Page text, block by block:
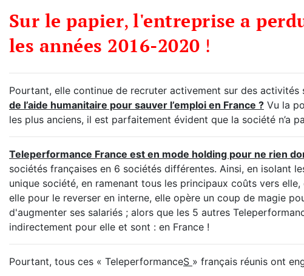
Sur le papier,l'entreprise a
les années 2016-2020 !
Pourtant, elle continue de recruter activement sur des activités
de l’aide humanitaire pour sauver l’emploi en France ? Vu la
les plus anciens, il est parfaitement évident que la société n’a
Teleperformance France est en mode holding pour ne rien
sociétés françaises en 6 sociétés différentes. Ainsi, en isolant
unique société, en ramenant tous les principaux coûts vers
elle pour le reverser en interne, elle opère un coup de magie
d'augmenter ses salariés ; alors que les 5 autres
indirectement pour elle et sont : en France !
Pourtant, tous ces « TeleperformanceS » français réunis ont